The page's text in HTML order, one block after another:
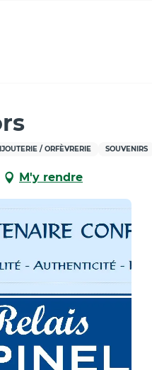
/ ORFÈVRERIE SOUVENIRS
M'y rendre